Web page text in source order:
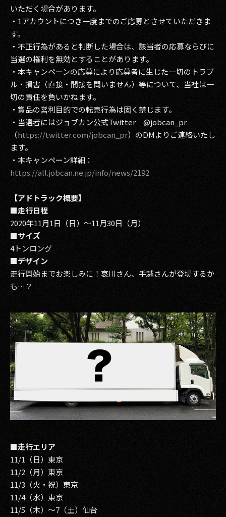
いただく場合があります。
・1アカウントにつき一度までのご応募とさせていただきま
す。
・不正行為があると判断した場合は、該当者の応募ならびに
当選の権利を無効とすることがあります。
・本キャンペーンの応募により応募者に生じた一切のトラブ
ル・損害（直接・間接を問いません）等について、当社は一
切の責任を負いかねます。
・賞品の営利目的での転売行為は固く禁じます。
・当選者にはジョブカン公式Twitter @jobcan_pr
（https://twitter.com/jobcan_pr）のDMよりご連絡いたし
ます。
・本キャンペーン詳細：
https://all.jobcan.ne.jp/info/news/2192
【アドトラック概要】
■走行日程
2020年11月1日（日）～11月30日（月）
■サイズ
4トンロング
■デザイン
走行開始までお楽しみに！哀川さん、手越さんが登場するか
も…？
■走行エリア
11/1（日）東京
11/2（月）東京
11/3（火・祝）東京
11/4（水）東京
11/5（木）～7（土）仙台